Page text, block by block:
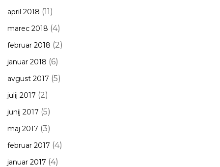
april 2018 (11)
marec 2018 (4)
februar 2018 (2)
januar 2018 (6)
avgust 2017 (5)
julij 2017 (2)
junij 2017 (5)
maj 2017 (3)
februar 2017 (4)
januar 2017 (4)